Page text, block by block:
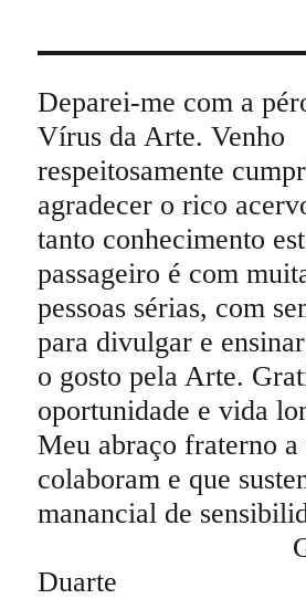
Deparei-me com a
Vírus da Arte. Venho
respeitosamente
agradecer o rico
tanto conhecimento
passageiro é com
pessoas sérias, com
para divulgar e
o gosto pela Arte.
oportunidade e vida
Meu abraço fraterno a
colaboram e que
manancial de
Duarte